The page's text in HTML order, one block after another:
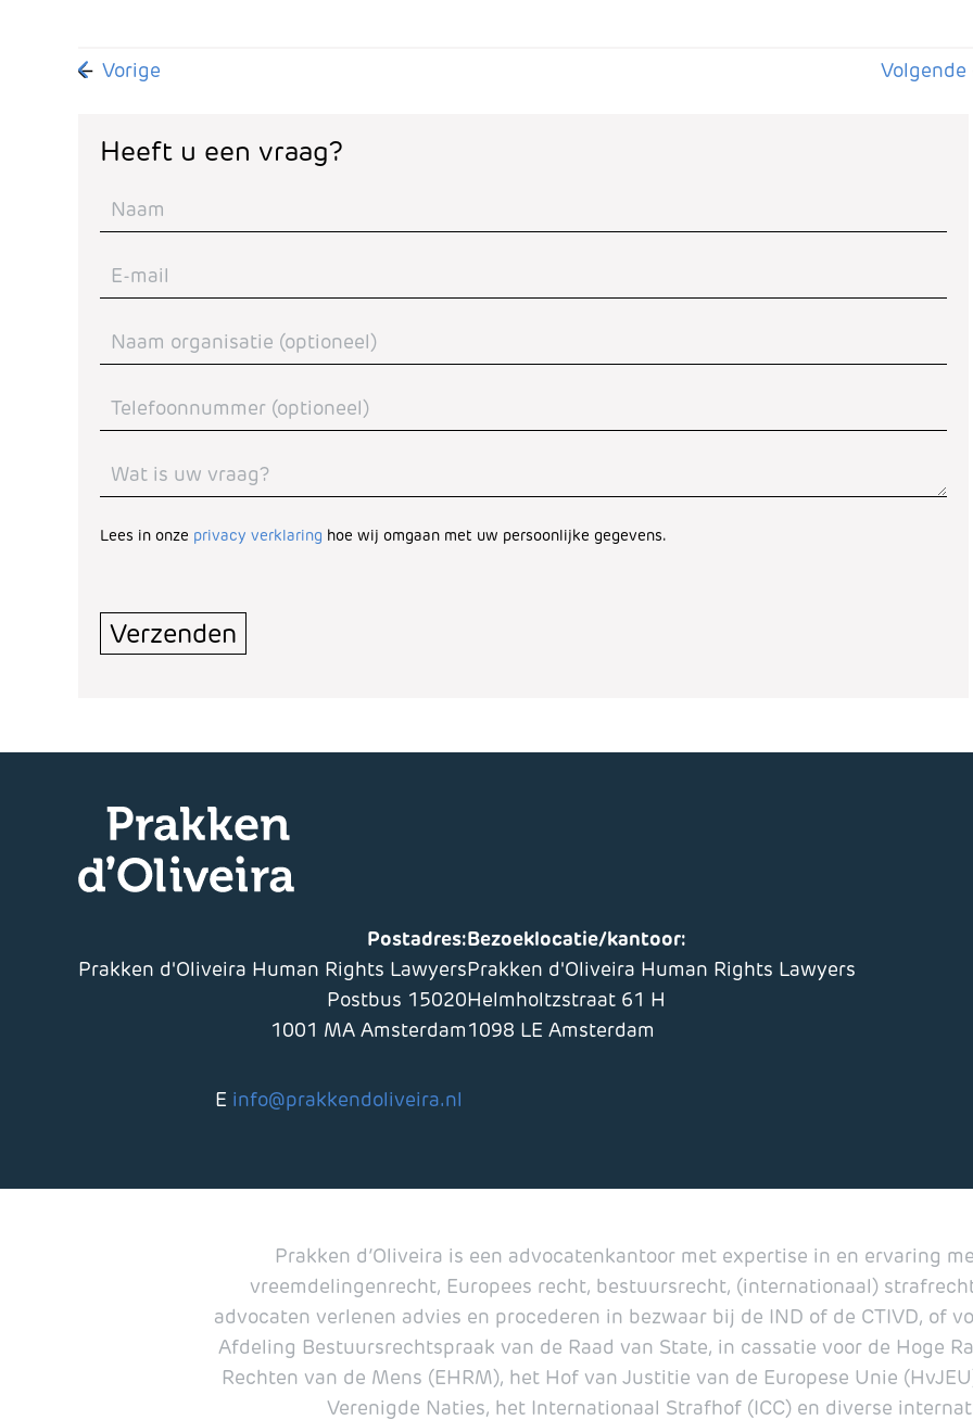
Vorig artikel: Vacature: Juridisch secretaresse
Vorige Volgende
Heeft u een vraag?
Lees in onze privacy verklaring hoe wij omgaan met uw persoonlijke gegevens.
Verzenden
Postadres:
Prakken d'Oliveira Human Rights Lawyers
Postbus 15020
1001 MA Amsterdam
Bezoeklocatie/kantoor:
Prakken d'Oliveira Human Rights Lawyers
Helmholtzstraat 61 H
1098 LE Amsterdam
E info@prakkendoliveira.nl
Prakken d’Oliveira is een advocatenkantoor met expertise in en ervaring
vreemdelingenrecht, Europees recht, bestuursrecht, (internationaal)
advocaten verlenen advies en procederen in bezwaar bij de IND of de CTIVD, of
Afdeling Bestuursrechtspraak van de Raad van State, in cassatie voor de Hoge
Rechten van de Mens (EHRM), het Hof van Justitie van de Europese Unie
Verenigde Naties, het Internationaal Strafhof (ICC) en diverse